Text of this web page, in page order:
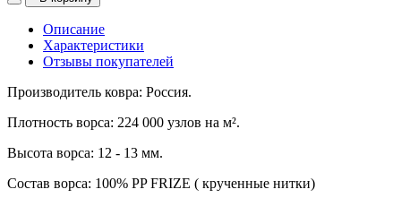
Описание
Характеристики
Отзывы покупателей
Производитель ковра: Россия.
Плотность ворса: 224 000 узлов на м².
Высота ворса: 12 - 13 мм.
Состав ворса: 100% PP FRIZE ( крученные нитки)